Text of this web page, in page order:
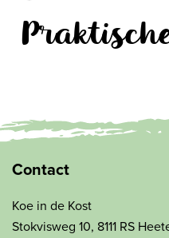
Contact
Koe in de Kost
Stokvisweg 10, 8111 RS